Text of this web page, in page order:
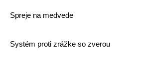
Spreje na medvede
Systém proti zrážke so zverou